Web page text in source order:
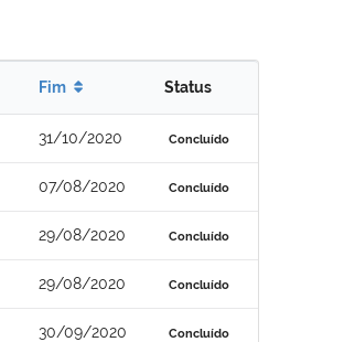
Fim Status
31/10/2020 Concluído
07/08/2020 Concluído
29/08/2020 Concluído
29/08/2020 Concluído
30/09/2020 Concluído